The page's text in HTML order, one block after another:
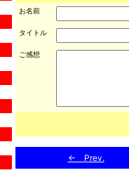
お名前
タイトル
ご感想
← Prev.